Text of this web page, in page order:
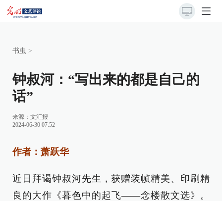
书虫 >
钟叔河：“写出来的都是自己的
话”
来源： 文汇报
2024-06-30 07:52
作者：萧跃华
近日拜谒钟叔河先生，获赠装帧精美、印刷精
良的大作《暮色中的起飞——念楼散文选》。